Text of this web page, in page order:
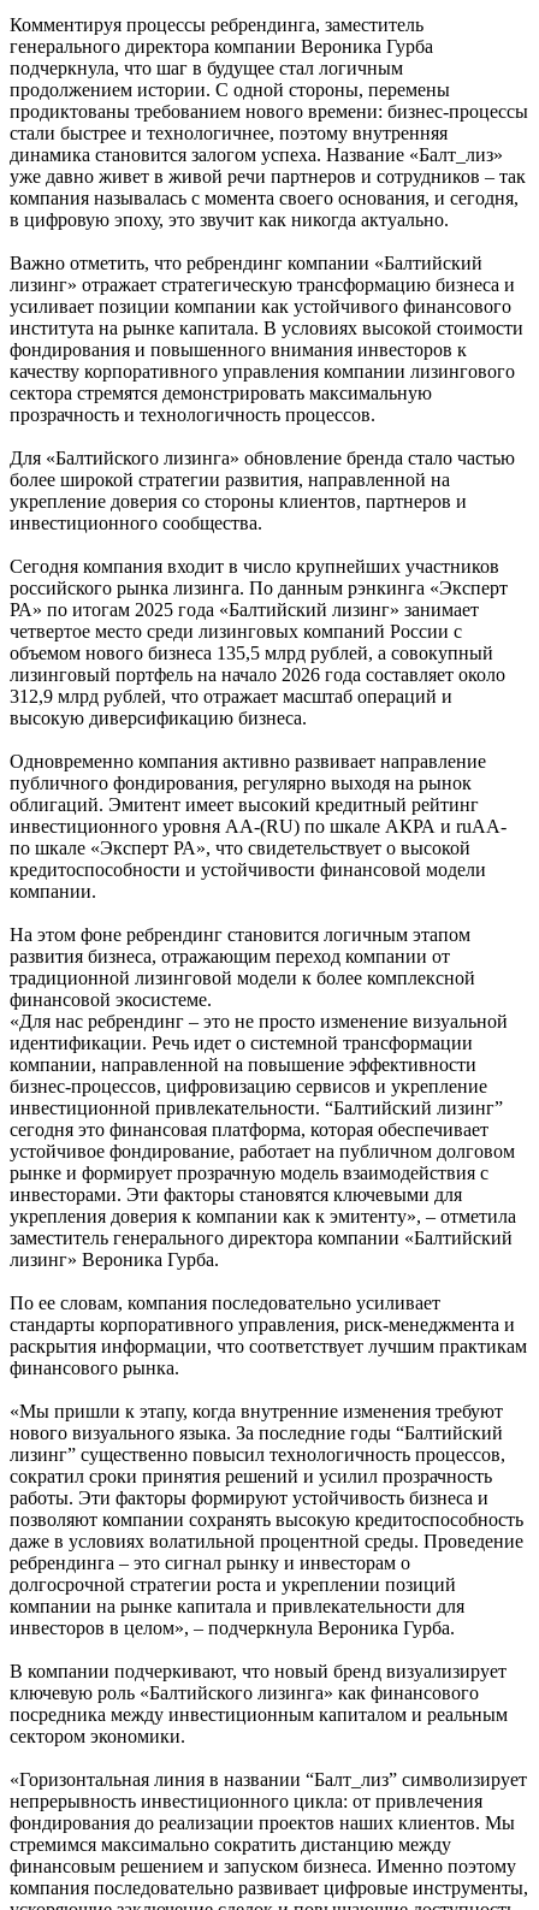
Комментируя процессы ребрендинга, заместитель
генерального директора компании Вероника Гурба
подчеркнула, что шаг в будущее стал логичным
продолжением истории. С одной стороны, перемены
продиктованы требованием нового времени: бизнес-процессы
стали быстрее и технологичнее, поэтому внутренняя
динамика становится залогом успеха. Название «Балт_лиз»
уже давно живет в живой речи партнеров и сотрудников – так
компания называлась с момента своего основания, и сегодня,
в цифровую эпоху, это звучит как никогда актуально.
Важно отметить, что ребрендинг компании «Балтийский
лизинг» отражает стратегическую трансформацию бизнеса и
усиливает позиции компании как устойчивого финансового
института на рынке капитала. В условиях высокой стоимости
фондирования и повышенного внимания инвесторов к
качеству корпоративного управления компании лизингового
сектора стремятся демонстрировать максимальную
прозрачность и технологичность процессов.
Для «Балтийского лизинга» обновление бренда стало частью
более широкой стратегии развития, направленной на
укрепление доверия со стороны клиентов, партнеров и
инвестиционного сообщества.
Сегодня компания входит в число крупнейших участников
российского рынка лизинга. По данным рэнкинга «Эксперт
РА» по итогам 2025 года «Балтийский лизинг» занимает
четвертое место среди лизинговых компаний России с
объемом нового бизнеса 135,5 млрд рублей, а совокупный
лизинговый портфель на начало 2026 года составляет около
312,9 млрд рублей, что отражает масштаб операций и
высокую диверсификацию бизнеса.
Одновременно компания активно развивает направление
публичного фондирования, регулярно выходя на рынок
облигаций. Эмитент имеет высокий кредитный рейтинг
инвестиционного уровня AA-(RU) по шкале АКРА и ruAA-
по шкале «Эксперт РА», что свидетельствует о высокой
кредитоспособности и устойчивости финансовой модели
компании.
На этом фоне ребрендинг становится логичным этапом
развития бизнеса, отражающим переход компании от
традиционной лизинговой модели к более комплексной
финансовой экосистеме.
«Для нас ребрендинг – это не просто изменение визуальной
идентификации. Речь идет о системной трансформации
компании, направленной на повышение эффективности
бизнес-процессов, цифровизацию сервисов и укрепление
инвестиционной привлекательности. “Балтийский лизинг”
сегодня это финансовая платформа, которая обеспечивает
устойчивое фондирование, работает на публичном долговом
рынке и формирует прозрачную модель взаимодействия с
инвесторами. Эти факторы становятся ключевыми для
укрепления доверия к компании как к эмитенту», – отметила
заместитель генерального директора компании «Балтийский
лизинг» Вероника Гурба.
По ее словам, компания последовательно усиливает
стандарты корпоративного управления, риск-менеджмента и
раскрытия информации, что соответствует лучшим практикам
финансового рынка.
«Мы пришли к этапу, когда внутренние изменения требуют
нового визуального языка. За последние годы “Балтийский
лизинг” существенно повысил технологичность процессов,
сократил сроки принятия решений и усилил прозрачность
работы. Эти факторы формируют устойчивость бизнеса и
позволяют компании сохранять высокую кредитоспособность
даже в условиях волатильной процентной среды. Проведение
ребрендинга – это сигнал рынку и инвесторам о
долгосрочной стратегии роста и укреплении позиций
компании на рынке капитала и привлекательности для
инвесторов в целом», – подчеркнула Вероника Гурба.
В компании подчеркивают, что новый бренд визуализирует
ключевую роль «Балтийского лизинга» как финансового
посредника между инвестиционным капиталом и реальным
сектором экономики.
«Горизонтальная линия в названии “Балт_лиз” символизирует
непрерывность инвестиционного цикла: от привлечения
фондирования до реализации проектов наших клиентов. Мы
стремимся максимально сократить дистанцию между
финансовым решением и запуском бизнеса. Именно поэтому
компания последовательно развивает цифровые инструменты,